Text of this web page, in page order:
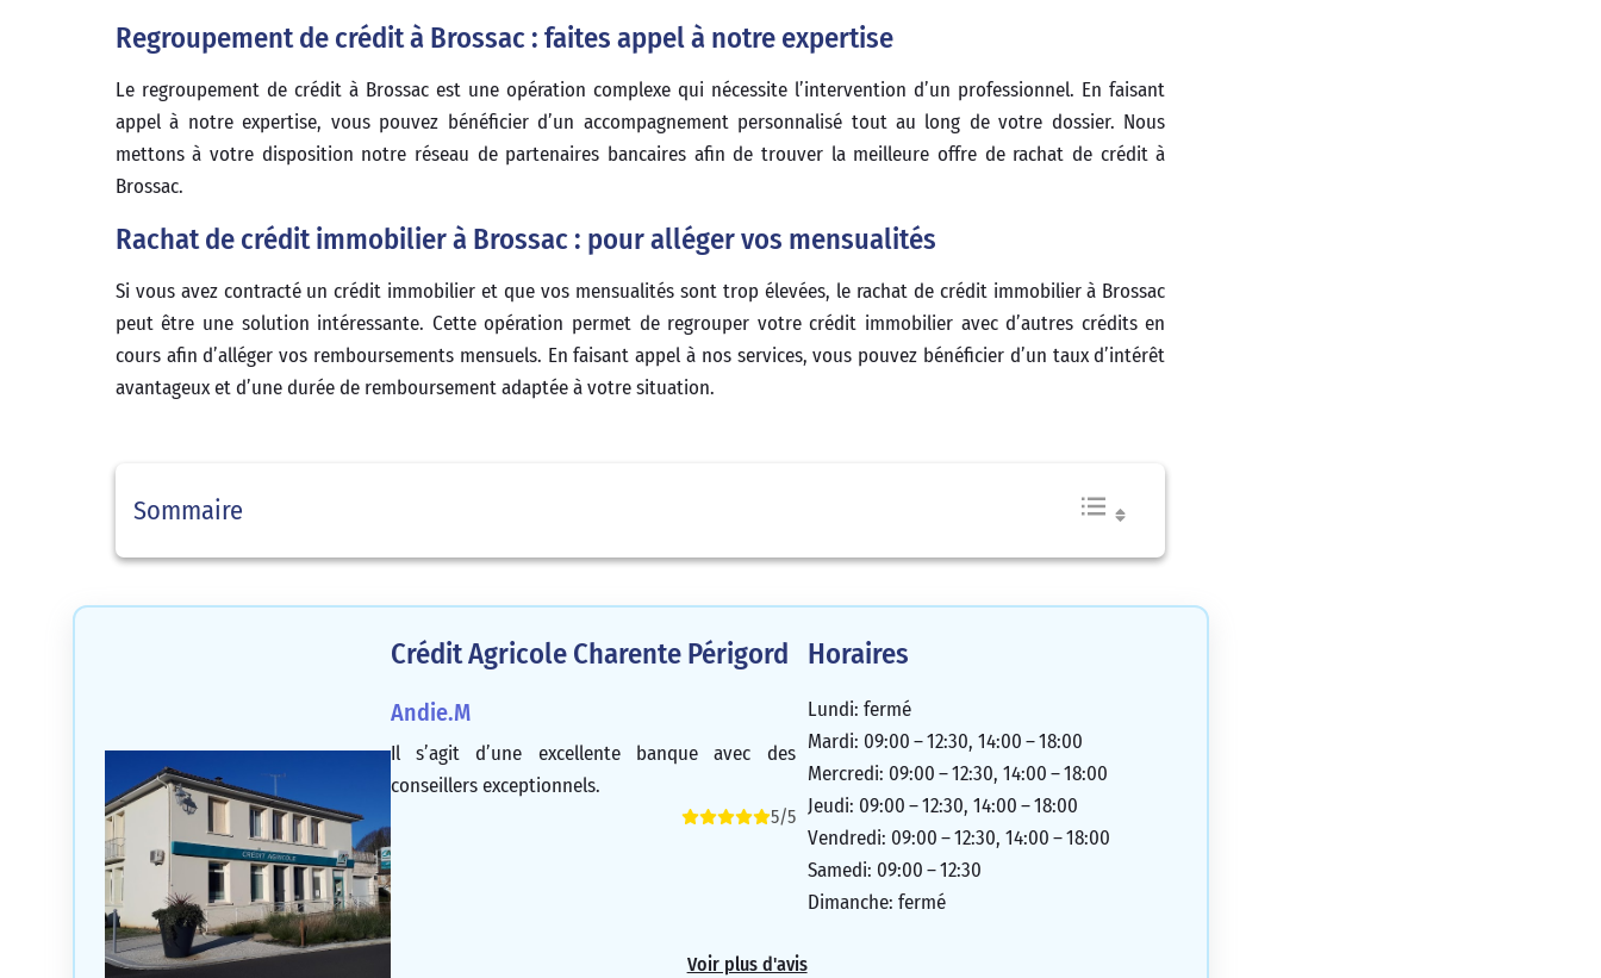
Regroupement de crédit à Brossac : faites appel à notre expertise
Le regroupement de crédit à Brossac est une opération complexe qui nécessite l’intervention d’un professionnel. En faisant
appel à notre expertise, vous pouvez bénéficier d’un accompagnement personnalisé tout au long de votre dossier. Nous
mettons à votre disposition notre réseau de partenaires bancaires afin de trouver la meilleure offre de rachat de crédit à
Brossac.
Rachat de crédit immobilier à Brossac : pour alléger vos mensualités
Si vous avez contracté un crédit immobilier et que vos mensualités sont trop élevées, le rachat de crédit immobilier à Brossac
peut être une solution intéressante. Cette opération permet de regrouper votre crédit immobilier avec d’autres crédits en
cours afin d’alléger vos remboursements mensuels. En faisant appel à nos services, vous pouvez bénéficier d’un taux d’intérêt
avantageux et d’une durée de remboursement adaptée à votre situation.
Sommaire
Crédit Agricole Charente Périgord
Andie.M
Il s’agit d’une excellente banque avec des
conseillers exceptionnels.
5/5
Voir plus d'avis
Horaires
Lundi: fermé
Mardi: 09:00 – 12:30, 14:00 – 18:00
Mercredi: 09:00 – 12:30, 14:00 – 18:00
Jeudi: 09:00 – 12:30, 14:00 – 18:00
Vendredi: 09:00 – 12:30, 14:00 – 18:00
Samedi: 09:00 – 12:30
Dimanche: fermé